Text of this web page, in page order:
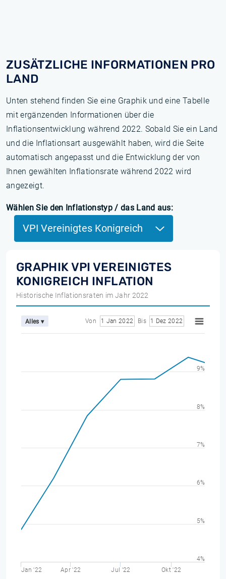
ZUSÄTZLICHE INFORMATIONEN PRO
LAND
Unten stehend finden Sie eine Graphik und eine Tabelle
mit ergänzenden Informationen über die
Inflationsentwicklung während 2022. Sobald Sie ein Land
und die Inflationsart ausgewählt haben, wird die Seite
automatisch angepasst und die Entwicklung der von
Ihnen gewählten Inflationsrate während 2022 wird
angezeigt.
Wählen Sie den Inflationstyp / das Land aus:
VPI Vereinigtes Konigreich
GRAPHIK VPI VEREINIGTES
KONIGREICH INFLATION
Historische Inflationsraten im Jahr 2022
Alles ▾ Von 1 Jan 2022 Bis 1 Dez 2022
Jan '22 Apr '22 Jul '22 Okt '22
4%
5%
6%
7%
8%
9%